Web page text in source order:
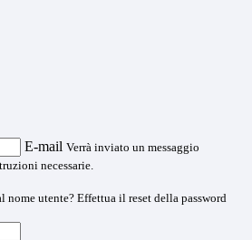
E-mail Verrà inviato un messaggio
necessarie.
nome utente? Effettua il reset della password